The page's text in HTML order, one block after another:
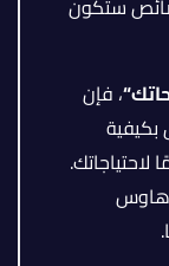
ستكون
“، فإن
بكيفية
هاوس